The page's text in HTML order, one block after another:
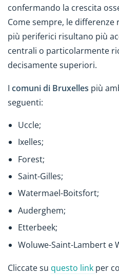
confermando la crescita
Come sempre, le
più periferici risultano più
centrali o particolarmente
decisamente superiori.
I comuni di Bruxelles più
seguenti:
Uccle;
Ixelles;
Forest;
Saint-Gilles;
Watermael-Boitsfort;
Auderghem;
Etterbeek;
Woluwe-Saint-Lambert e
Cliccate su questo link per